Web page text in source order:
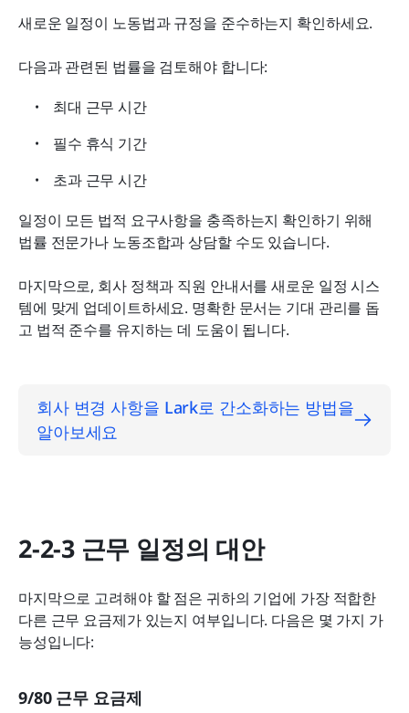
새로운 일정이 노동법과 규정을 준수하는지 확인하세요.
다음과 관련된 법률을 검토해야 합니다:
최대 근무 시간
필수 휴식 기간
초과 근무 시간
일정이 모든 법적 요구사항을 충족하는지 확인하기 위해
법률 전문가나 노동조합과 상담할 수도 있습니다.
마지막으로, 회사 정책과 직원 안내서를 새로운 일정 시스
템에 맞게 업데이트하세요. 명확한 문서는 기대 관리를 돕
고 법적 준수를 유지하는 데 도움이 됩니다.
회사 변경 사항을 Lark로 간소화하는 방법을
알아보세요
2-2-3 근무 일정의 대안
마지막으로 고려해야 할 점은 귀하의 기업에 가장 적합한
다른 근무 요금제가 있는지 여부입니다. 다음은 몇 가지 가
능성입니다:
9/80 근무 요금제